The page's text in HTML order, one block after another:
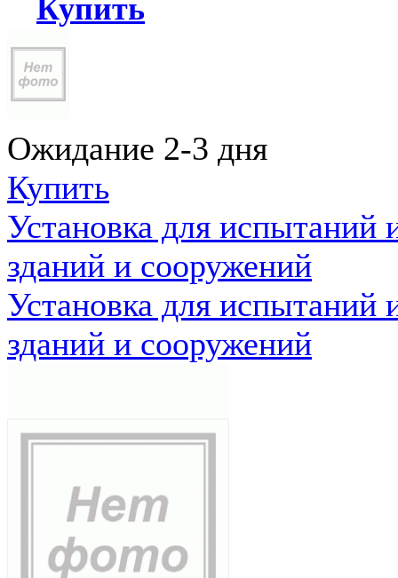
Купить
Ожидание 2-3 дня
Купить
Установка для испытаний
зданий и сооружений
Установка для испытаний
зданий и сооружений